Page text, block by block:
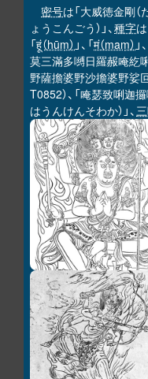
密号は「大威徳金剛（
ょうこんごう）」、種字は
「हूं（hūṃ） 」、「मं（maṃ） 」
莫三滿多嚩日羅赧唵紇
野薩擔婆野沙擔婆野娑
T0852）、「唵瑟致唎迦
はうんけんそわか）」、